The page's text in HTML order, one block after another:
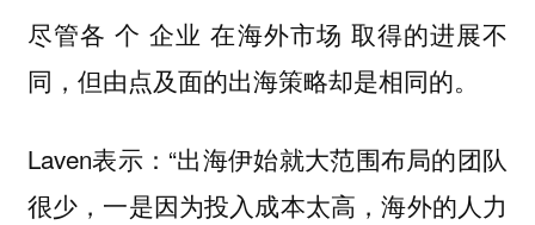
尽管各 个 企业 在海外市场 取得的进展不
同，但由点及面的出海策略却是相同的。
Laven表示：“出海伊始就大范围布局的团队
很少，一是因为投入成本太高，海外的人力